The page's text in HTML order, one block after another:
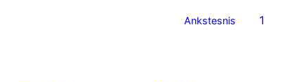
Ankstesnis 1